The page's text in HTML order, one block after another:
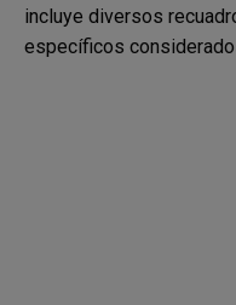
incluye diversos
específicos